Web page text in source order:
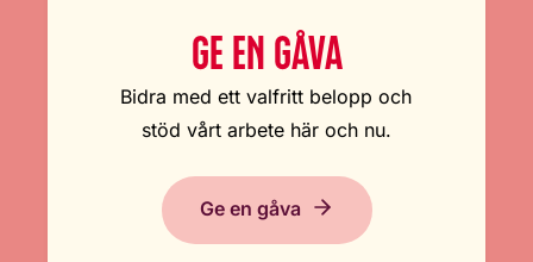
GE EN GÅVA
Bidra med ett valfritt belopp och
stöd vårt arbete här och nu.
Ge en gåva